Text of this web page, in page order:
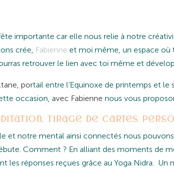
importante car elle nous relie à notre
crée, Fabienne et moi même, un espace où
retrouver le lien avec toi même et
portail entre l’Equinoxe de printemps et le
occasion,avec Fabienne nous vous
tirage de cartes
et notre mental ainsi connectés nous
Comment ? En alliant des moments de
les réponses reçues grâce au Yoga Nidra.